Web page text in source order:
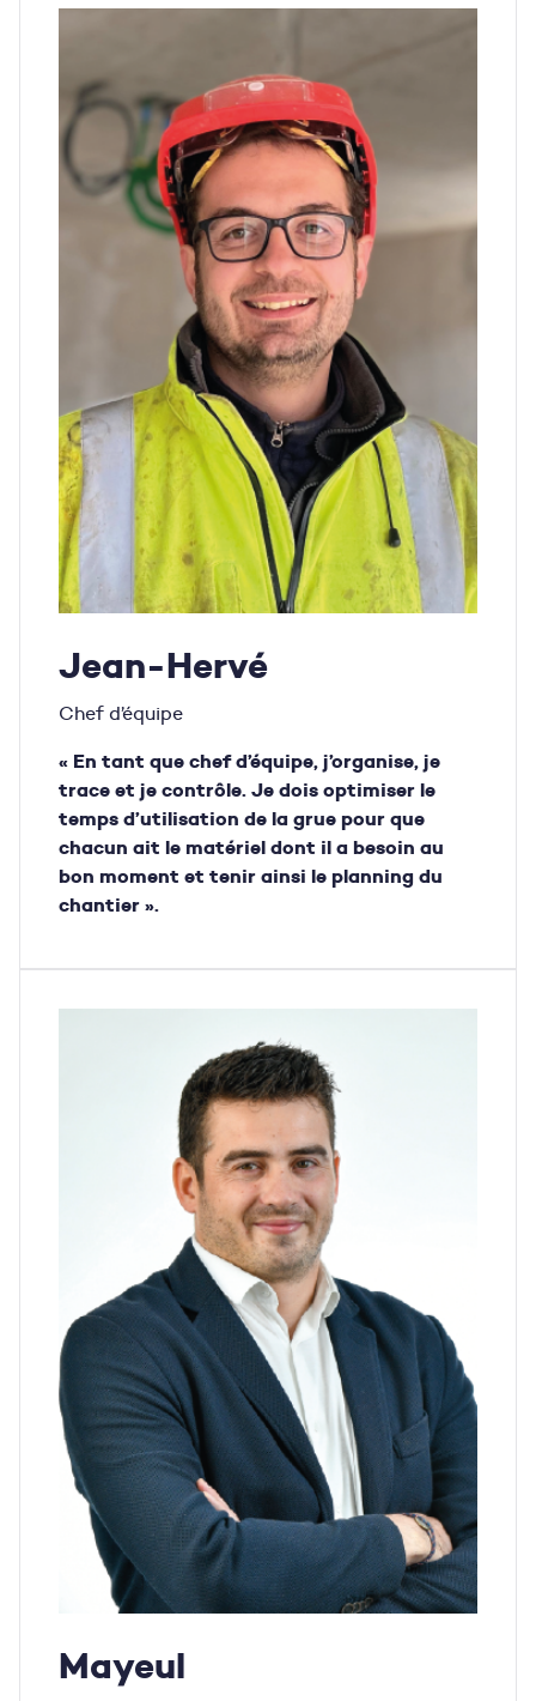
Jean-Hervé
Chef d’équipe
« En tant que chef d’équipe, j’organise, je
trace et je contrôle. Je dois optimiser le
temps d’utilisation de la grue pour que
chacun ait le matériel dont il a besoin au
bon moment et tenir ainsi le planning du
chantier ».
Mayeul